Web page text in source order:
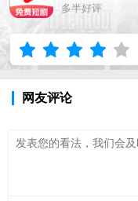
多半好评
网友评论